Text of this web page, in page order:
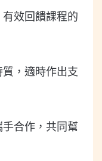
效回饋課程的
，適時作出支
合作，共同幫